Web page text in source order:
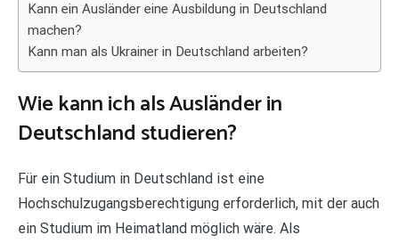
Kann ein Ausländer eine Ausbildung in Deutschland
machen?
Kann man als Ukrainer in Deutschland arbeiten?
Wie kann ich als Ausländer in
Deutschland studieren?
Für ein Studium in Deutschland ist eine
Hochschulzugangsberechtigung erforderlich, mit der auch
ein Studium im Heimatland möglich wäre. Als